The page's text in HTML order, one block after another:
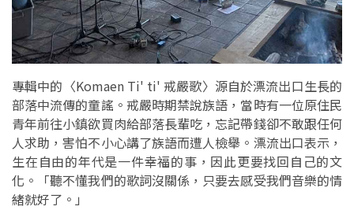
專輯中的〈Komaen Ti' ti' 戒嚴歌〉源自於漂流出口生長的
部落中流傳的童謠。戒嚴時期禁說族語，當時有一位原住民
青年前往小鎮欲買肉給部落長輩吃，忘記帶錢卻不敢跟任何
人求助，害怕不小心講了族語而遭人檢舉。漂流出口表示，
生在自由的年代是一件幸福的事，因此更要找回自己的文
化。「聽不懂我們的歌詞沒關係，只要去感受我們音樂的情
緒就好了。」